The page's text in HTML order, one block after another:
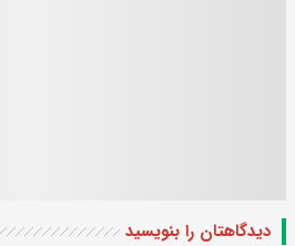
دیدگاهتان را بنویسید